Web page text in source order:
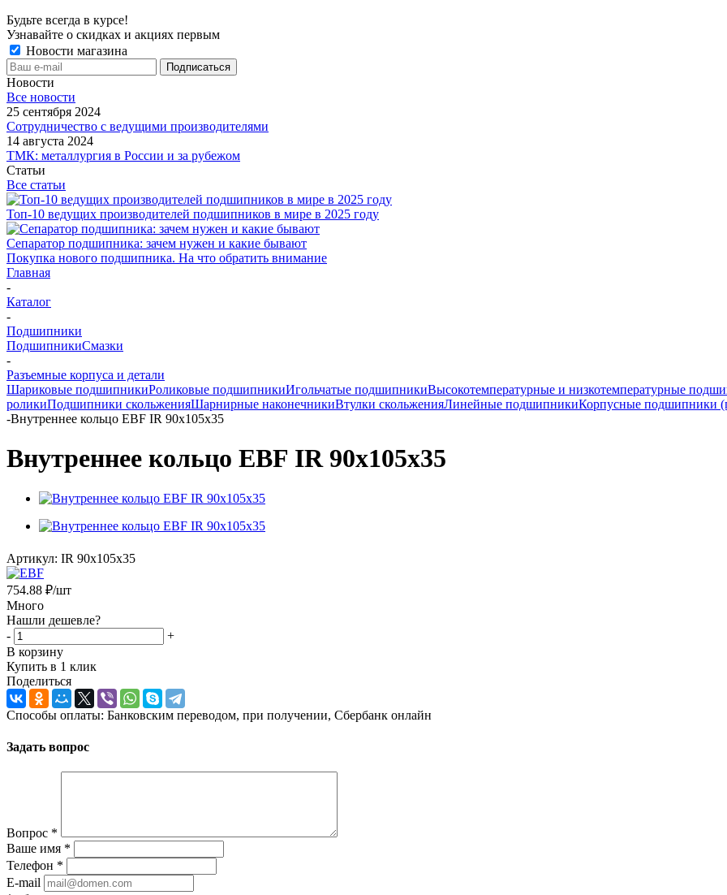
Будьте всегда в курсе!
Узнавайте о скидках и акциях первым
Новости магазина
Новости
Все новости
25 сентября 2024
Сотрудничество с ведущими производителями
14 августа 2024
ТМК: металлургия в России и за рубежом
Статьи
Все статьи
Топ-10 ведущих производителей подшипников в мире в 2025 году
Сепаратор подшипника: зачем нужен и какие бывают
Покупка нового подшипника. На что обратить внимание
Главная
-
Каталог
-
Подшипники
ПодшипникиСмазки
-
Разъемные корпуса и детали
Шариковые подшипникиРоликовые подшипникиИгольчатые подшипникиВысокотемпературные и низкотемпературные
роликиПодшипники скольженияШарнирные наконечникиВтулки скольженияЛинейные подшипникиКорпусные подшипники
-Внутреннее кольцо EBF IR 90x105x35
Внутреннее кольцо EBF IR 90x105x35
Артикул: IR 90x105x35
754.88 ₽/шт
Много
Нашли дешевле?
-
+
В корзину
Купить в 1 клик
Поделиться
Способы оплаты: Банковским переводом, при получении, Сбербанк онлайн
Задать вопрос
Вопрос *
Ваше имя *
Телефон *
E-mail